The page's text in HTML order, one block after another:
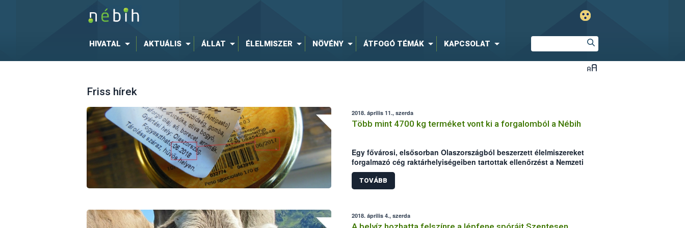
HIVATAL AKTUÁLIS ÁLLAT ÉLELMISZER NÖVÉNY ÁTFOGÓ TÉMÁK KAPCSOLAT
Friss hírek
2018. április 11., szerda
Több mint 4700 kg terméket vont ki a forgalomból a Nébih
Egy fővárosi, elsősorban Olaszországból beszerzett élelmiszereket
forgalmazó cég raktárhelyiségeiben tartottak ellenőrzést a Nemzeti
Élelmiszerlánc-biztonsági Hivatal (Nébih) szakemberei. Az
ellenőrök a helyszínen összesen több mint 4700 kg terméket
vontak ki a forgalomból, amelyek között jelentős mennyiségben
TOVÁBB
2018. április 4., szerda